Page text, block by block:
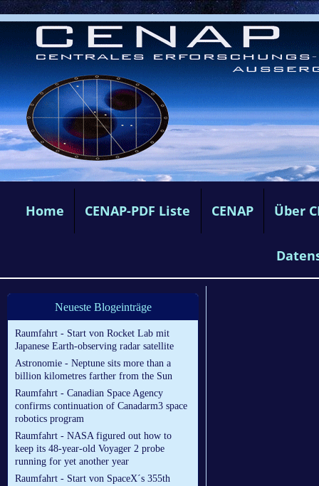
Home CENAP-PDF Liste CENAP Über
Neueste Blogeinträge
Raumfahrt - Start von Rocket Lab mit
Japanese Earth-observing radar satellite
Astronomie - Neptune sits more than a
billion kilometres farther from the Sun
Raumfahrt - Canadian Space Agency
confirms continuation of Canadarm3 space
robotics program
Raumfahrt - NASA figured out how to
keep its 48-year-old Voyager 2 probe
running for yet another year
Raumfahrt - Start von SpaceX´s 355th